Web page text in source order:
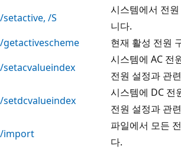
/setactive, /S
시스템에서 전
니다.
/getactivescheme
현재 활성 전원
/setacvalueindex
시스템에 AC 전
전원 설정과 관
/setdcvalueindex
시스템에 DC 전
전원 설정과 관
/import
파일에서 모든
다.